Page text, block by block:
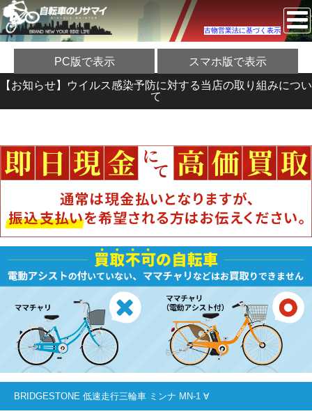
古物営業法に基づく表示
PC版で表示 スマホ版で表示
【お知らせ】ウイルス感染予防に対する当店の取り組みについ
て
BRIDGESTONE 低速走行三輪車 ミンナ MN-1 ∀